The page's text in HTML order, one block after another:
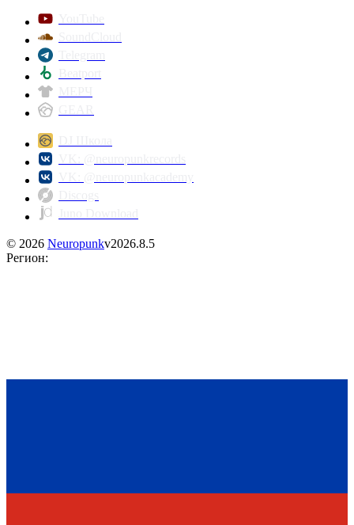
© 2026 Neuropunkv2026.8.5
Регион: